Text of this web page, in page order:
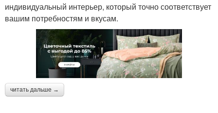
индивидуальный интерьер, который точно соответствует
вашим потребностям и вкусам.
читать дальше →